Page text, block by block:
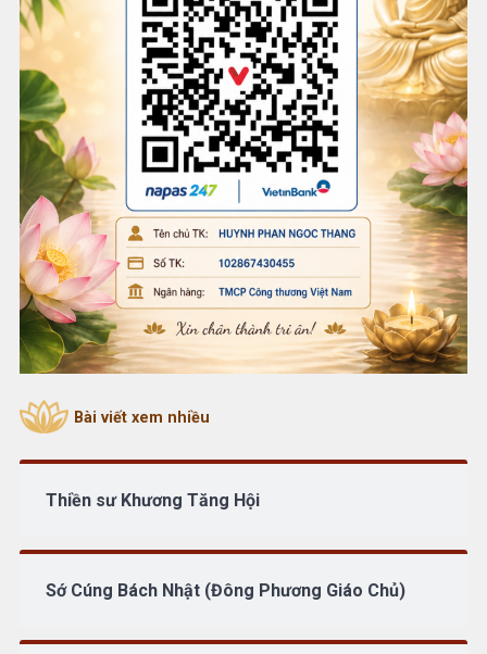
Bài viết xem nhiều
Thiền sư Khương Tăng Hội
Sớ Cúng Bách Nhật (Đông Phương Giáo Chủ)